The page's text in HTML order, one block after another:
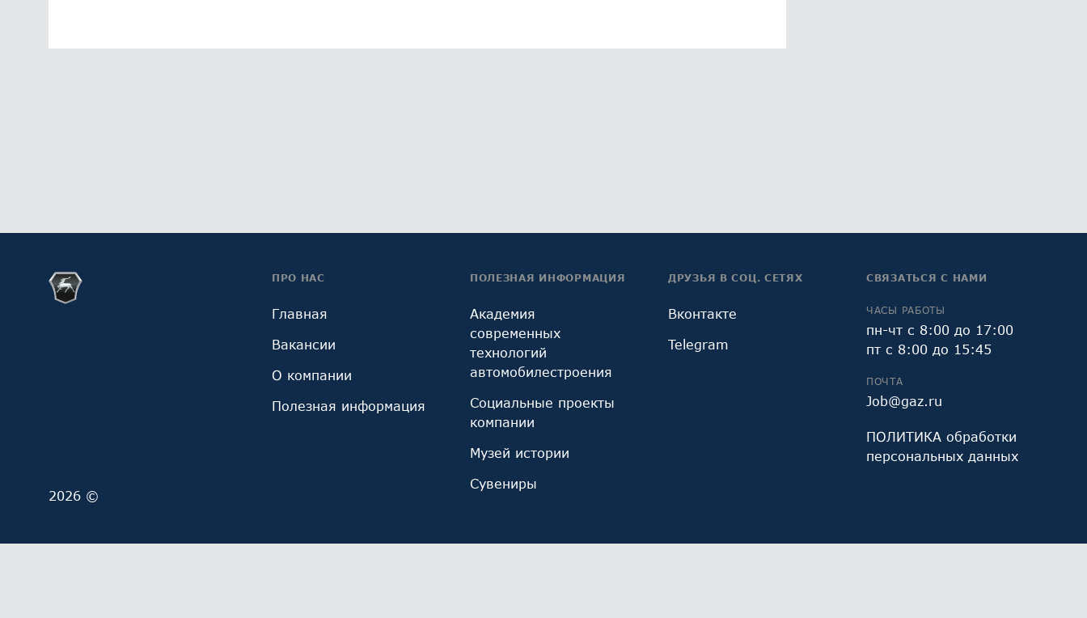
2026 ©
ПРО НАС
Главная
Вакансии
О компании
Полезная информация
ПОЛЕЗНАЯ ИНФОРМАЦИЯ
Академия
современных
технологий
автомобилестроения
Социальные проекты
компании
Музей истории
Сувениры
ДРУЗЬЯ В СОЦ. СЕТЯХ
Вконтакте
Telegram
СВЯЗАТЬСЯ С НАМИ
ЧАСЫ РАБОТЫ
пн-чт с 8:00 до 17:00
пт с 8:00 до 15:45
ПОЧТА
Job@gaz.ru
ПОЛИТИКА обработки
персональных данных